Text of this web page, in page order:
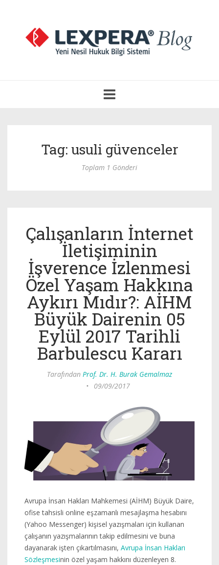
Aç
Tag: usuli güvenceler
Toplam 1 Gönderi
Çalışanların İnternet
İletişiminin
İşverence İzlenmesi
Özel Yaşam Hakkına
Aykırı Mıdır?: AİHM
Büyük Dairenin 05
Eylül 2017 Tarihli
Barbulescu Kararı
Tarafından Prof. Dr. H. Burak Gemalmaz
•
09/09/2017
Avrupa İnsan Hakları Mahkemesi (AİHM) Büyük Daire,
ofise tahsisli online eşzamanlı mesajlaşma hesabını
(Yahoo Messenger) kişisel yazışmaları için kullanan
çalışanın yazışmalarının takip edilmesini ve buna
dayanarak işten çıkartılmasını, Avrupa İnsan Hakları
Sözleşmesinin özel yaşam hakkını düzenleyen 8.